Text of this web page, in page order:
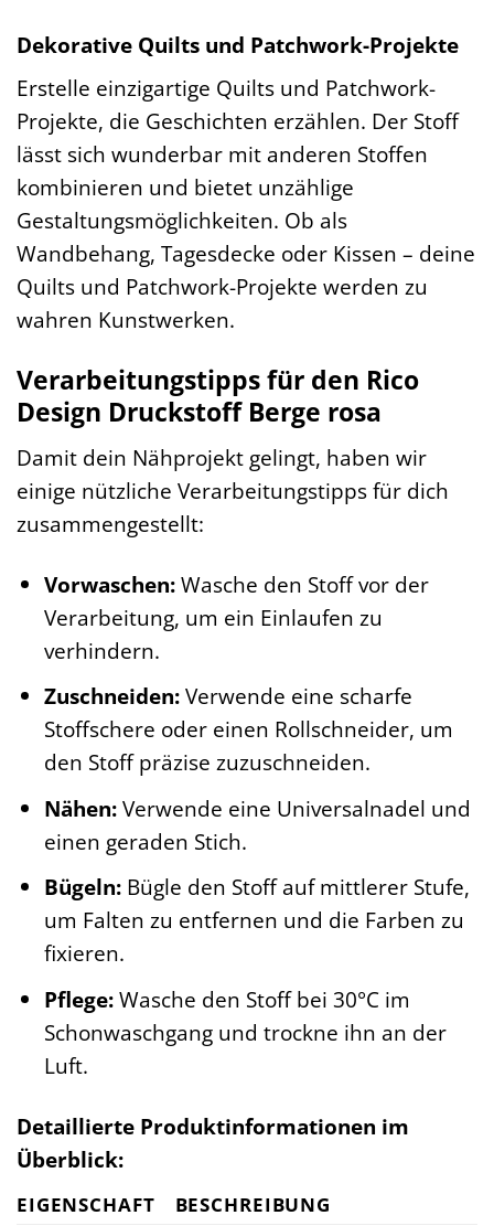
Dekorative Quilts und Patchwork-Projekte
Erstelle einzigartige Quilts und Patchwork-
Projekte, die Geschichten erzählen. Der Stoff
lässt sich wunderbar mit anderen Stoffen
kombinieren und bietet unzählige
Gestaltungsmöglichkeiten. Ob als
Wandbehang, Tagesdecke oder Kissen – deine
Quilts und Patchwork-Projekte werden zu
wahren Kunstwerken.
Verarbeitungstipps für den Rico
Design Druckstoff Berge rosa
Damit dein Nähprojekt gelingt, haben wir
einige nützliche Verarbeitungstipps für dich
zusammengestellt:
Vorwaschen:Wasche den Stoff vor der
Verarbeitung, um ein Einlaufen zu
verhindern.
Zuschneiden:Verwende eine scharfe
Stoffschere oder einen Rollschneider, um
den Stoff präzise zuzuschneiden.
Nähen:Verwende eine Universalnadel und
einen geraden Stich.
Bügeln:Bügle den Stoff auf mittlerer Stufe,
um Falten zu entfernen und die Farben zu
fixieren.
Pflege:Wasche den Stoff bei 30°C im
Schonwaschgang und trockne ihn an der
Luft.
Detaillierte Produktinformationen im
Überblick:
EIGENSCHAFT BESCHREIBUNG